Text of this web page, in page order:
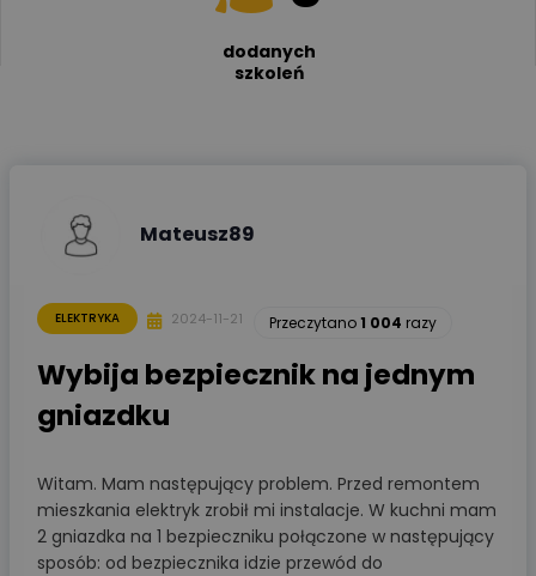
dodanych
szkoleń
Mateusz89
ELEKTRYKA 2024-11-21 Przeczytano1 004 razy
Wybija bezpiecznik na jednym
gniazdku
Witam. Mam następujący problem. Przed remontem
mieszkania elektryk zrobił mi instalacje. W kuchni mam
2 gniazdka na 1 bezpieczniku połączone w następujący
sposób: od bezpiecznika idzie przewód do